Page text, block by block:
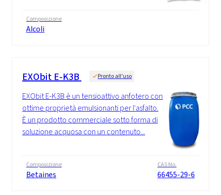
Composizione
Alcoli
EXObit E-K3B Pronto all'uso
EXObit E-K3B è un tensioattivo anfotero con
ottime proprietà emulsionanti per l'asfalto.
È un prodotto commerciale sotto forma di
soluzione acquosa con un contenuto...
Composizione
Betaines
CAS No.
66455-29-6